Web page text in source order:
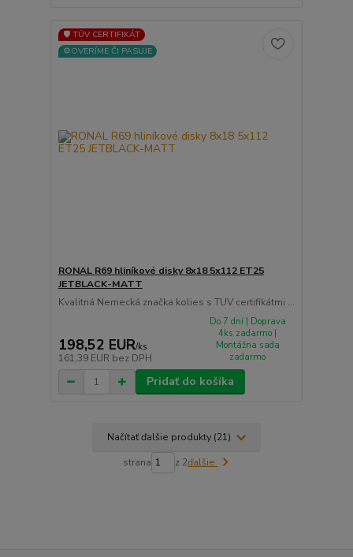
🛡️ TÜV CERTIFIKÁT
⚙️OVERÍME ČI PASUJE
RONAL R69 hliníkové disky 8x18 5x112 ET25
JETBLACK-MATT
Kvalitná Nemecká značka kolies s TUV certifikátmi ...
198,52 EUR/ks
161,39 EUR bez DPH
Do 7 dní | Doprava
4ks zadarmo |
Montážna sada
zadarmo
Pridať do košíka
Načítať ďalšie produkty (21)
strana z 2ďalšie